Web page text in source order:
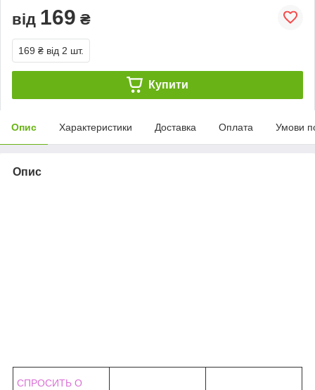
від 169 ₴
169 ₴ від 2 шт.
Купити
Опис Характеристики Доставка Оплата Умови
Опис
СПРОСИТЬ О